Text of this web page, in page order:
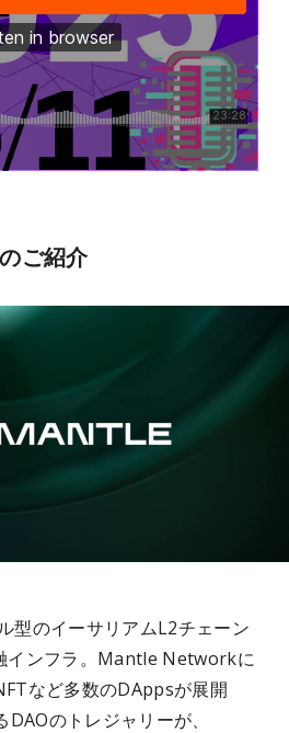
ご紹介
型のイーサリアムL2チェーン
インフラ。Mantle Networkに
など多数のDAppsが展開
のトレジャリーが、